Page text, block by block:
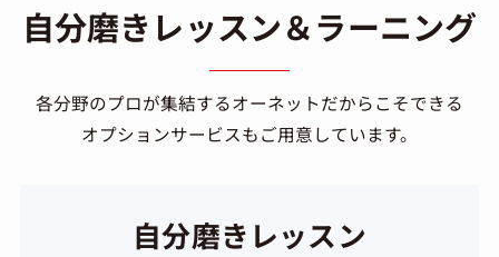
自分磨きレッスン＆ラーニング
各分野のプロが集結するオーネットだからこそできる
オプションサービスもご用意しています。
自分磨きレッスン